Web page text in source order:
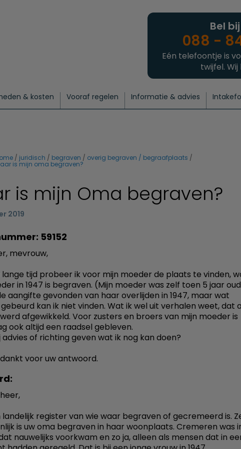
Bel
088 -
Eén telefoontje is
twijfel.
& kosten Vooraf regelen Informatie & advies
juridisch begraven overig begraven / begraafplaats
is mijn oma begraven?
is mijn Oma begraven?
2019
59152
mevrouw,
lange tijd probeer ik voor mijn moeder de plaats te vinden,
in 1947 is begraven. (Mijn moeder was zelf toen 5 jaar
aangifte gevonden van haar overlijden in 1947, maar wat
kan ik niet vinden. Wat ik wel uit verhalen weet, dat
afgewikkeld. Voor zusters en broers van mijn moeder is
ook altijd een raadsel gebleven.
advies of richting geven wat ik nog kan doen?
voor uw antwoord.
landelijk register van wie waar begraven of gecremeerd is.
is uw oma begraven in haar woonplaats. Cremeren was
nauwelijks voorkwam en zo ja, alleen als mensen dat in